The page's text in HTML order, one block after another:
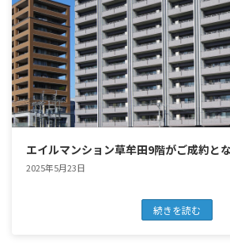
エイルマンション草牟田9階がご成約とな
2025年5月23日
続きを読む